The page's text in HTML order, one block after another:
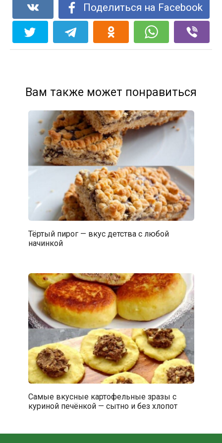
Поделиться на Facebook
Вам также может понравиться
Тёртый пирог — вкус детства с любой
начинкой
Самые вкусные картофельные зразы с
куриной печёнкой — сытно и без хлопот